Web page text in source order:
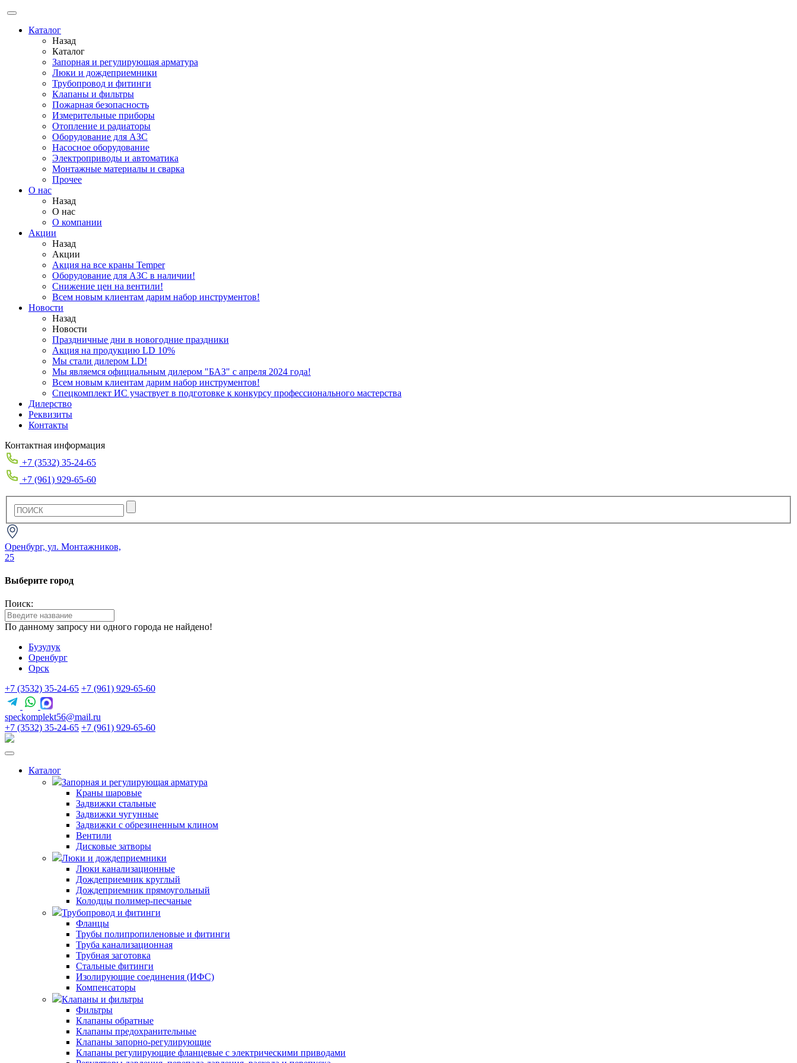
Каталог
Назад
Каталог
Запорная и регулирующая арматура
Люки и дождеприемники
Трубопровод и фитинги
Клапаны и фильтры
Пожарная безопасность
Измерительные приборы
Отопление и радиаторы
Оборудование для АЗС
Насосное оборудование
Электроприводы и автоматика
Монтажные материалы и сварка
Прочее
О нас
Назад
О нас
О компании
Акции
Назад
Акции
Акция на все краны Temper
Оборудование для АЗС в наличии!
Снижение цен на вентили!
Всем новым клиентам дарим набор инструментов!
Новости
Назад
Новости
Праздничные дни в новогодние праздники
Акция на продукцию LD 10%
Мы стали дилером LD!
Мы являемся официальным дилером "БАЗ" с апреля 2024 года!
Всем новым клиентам дарим набор инструментов!
Спецкомплект ИС участвует в подготовке к конкурсу профессионального мастерства
Дилерство
Реквизиты
Контакты
Контактная информация
+7 (3532) 35-24-65
+7 (961) 929-65-60
Оренбург, ул. Монтажников,
25
Выберите город
Поиск:
По данному запросу ни одного города не найдено!
Бузулук
Оренбург
Орск
+7 (3532) 35-24-65 +7 (961) 929-65-60
speckomplekt56@mail.ru
+7 (3532) 35-24-65 +7 (961) 929-65-60
Каталог
Запорная и регулирующая арматура
Краны шаровые
Задвижки стальные
Задвижки чугунные
Задвижки с обрезиненным клином
Вентили
Дисковые затворы
Люки и дождеприемники
Люки канализационные
Дождеприемник круглый
Дождеприемник прямоугольный
Колодцы полимер-песчаные
Трубопровод и фитинги
Фланцы
Трубы полипропиленовые и фитинги
Труба канализационная
Трубная заготовка
Стальные фитинги
Изолирующие соединения (ИФС)
Компенсаторы
Клапаны и фильтры
Фильтры
Клапаны обратные
Клапаны предохранительные
Клапаны запорно-регулирующие
Клапаны регулирующие фланцевые с электрическими приводами